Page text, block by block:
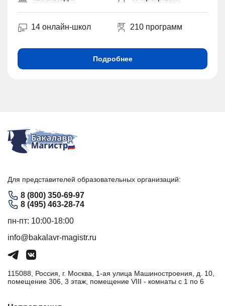
14 онлайн-школ 210 программ
Подробнее
Для представителей образовательных организаций:
8 (800) 350-69-97
8 (495) 463-28-74
пн-пт: 10:00-18:00
info@bakalavr-magistr.ru
115088, Россия, г. Москва, 1-ая улица Машиностроения, д. 10,
помещение 306, 3 этаж, помещение VIII - комнаты с 1 по 6